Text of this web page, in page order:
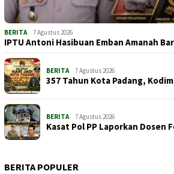
BERITA 7 Agustus 2026
IPTU Antoni Hasibuan Emban Amanah
BERITA 7 Agustus 2026
357 Tahun Kota Padang,
BERITA 7 Agustus 2026
Kasat Pol PP Laporkan Dosen
BERITA POPULER